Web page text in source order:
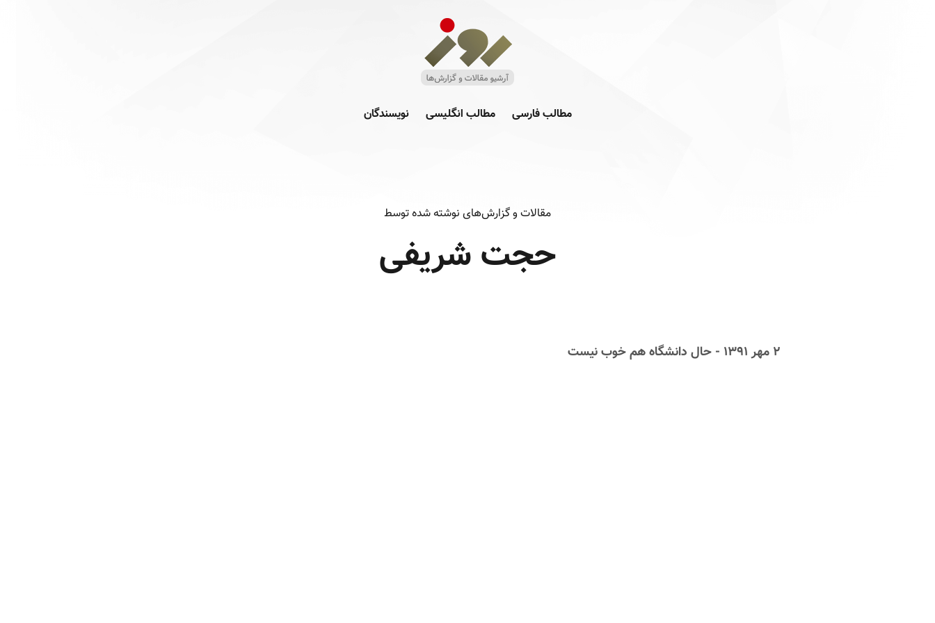
مطالب فارسی مطالب انگلیسی نویسندگان
مقالات و گزارش‌های نوشته شده توسط
حجت شریفی
۲ مهر ۱۳۹۱ - حال دانشگاه هم خوب نیست